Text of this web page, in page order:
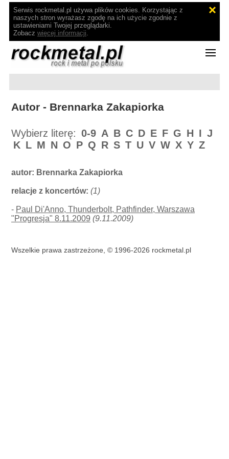
Serwis rockmetal.pl używa plików cookies. Korzystając z
naszych stron wyrażasz zgodę na ich użycie zgodnie z
ustawieniami Twojej przeglądarki.
Zobacz więcej informacji.
Autor - Brennarka Zakapiorka
Wybierz literę: 0-9 A B C D E F G H I J
K L M N O P Q R S T U V W X Y Z
autor: Brennarka Zakapiorka
relacje z koncertów: (1)
- Paul Di'Anno, Thunderbolt, Pathfinder, Warszawa
"Progresja" 8.11.2009 (9.11.2009)
Wszelkie prawa zastrzeżone, © 1996-2026 rockmetal.pl